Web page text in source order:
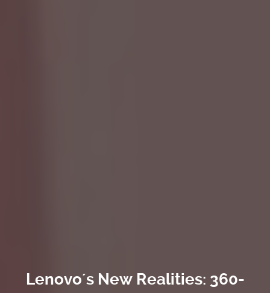
Lenovo´s New Realities: 360-